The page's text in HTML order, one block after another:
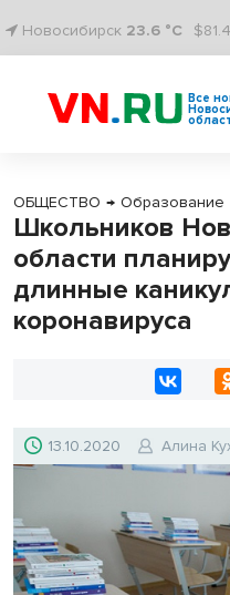
Новосибирск 23.6 °C
Все
ОБЩЕСТВО → Образование
Школьников
области
длинные
коронавируса
13.10.2020 Алина